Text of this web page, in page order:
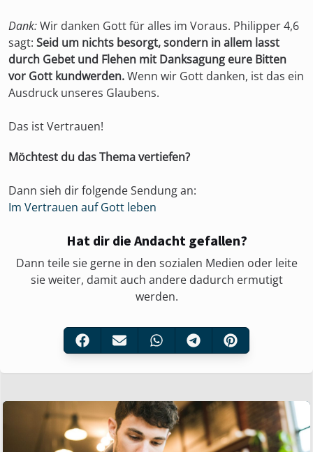
Dank:Wir danken Gott für alles im Voraus. Philipper 4,6
sagt: Seid um nichts besorgt, sondern in allem lasst
durch Gebet und Flehen mit Danksagung eure Bitten
vor Gott kundwerden.Wenn wir Gott danken, ist das ein
Ausdruck unseres Glaubens.
Das ist Vertrauen!
Möchtest du das Thema vertiefen?
Dann sieh dir folgende Sendung an:
Im Vertrauen auf Gott leben
Hat dir die Andacht gefallen?
Dann teile sie gerne in den sozialen Medien oder leite
sie weiter, damit auch andere dadurch ermutigt
werden.